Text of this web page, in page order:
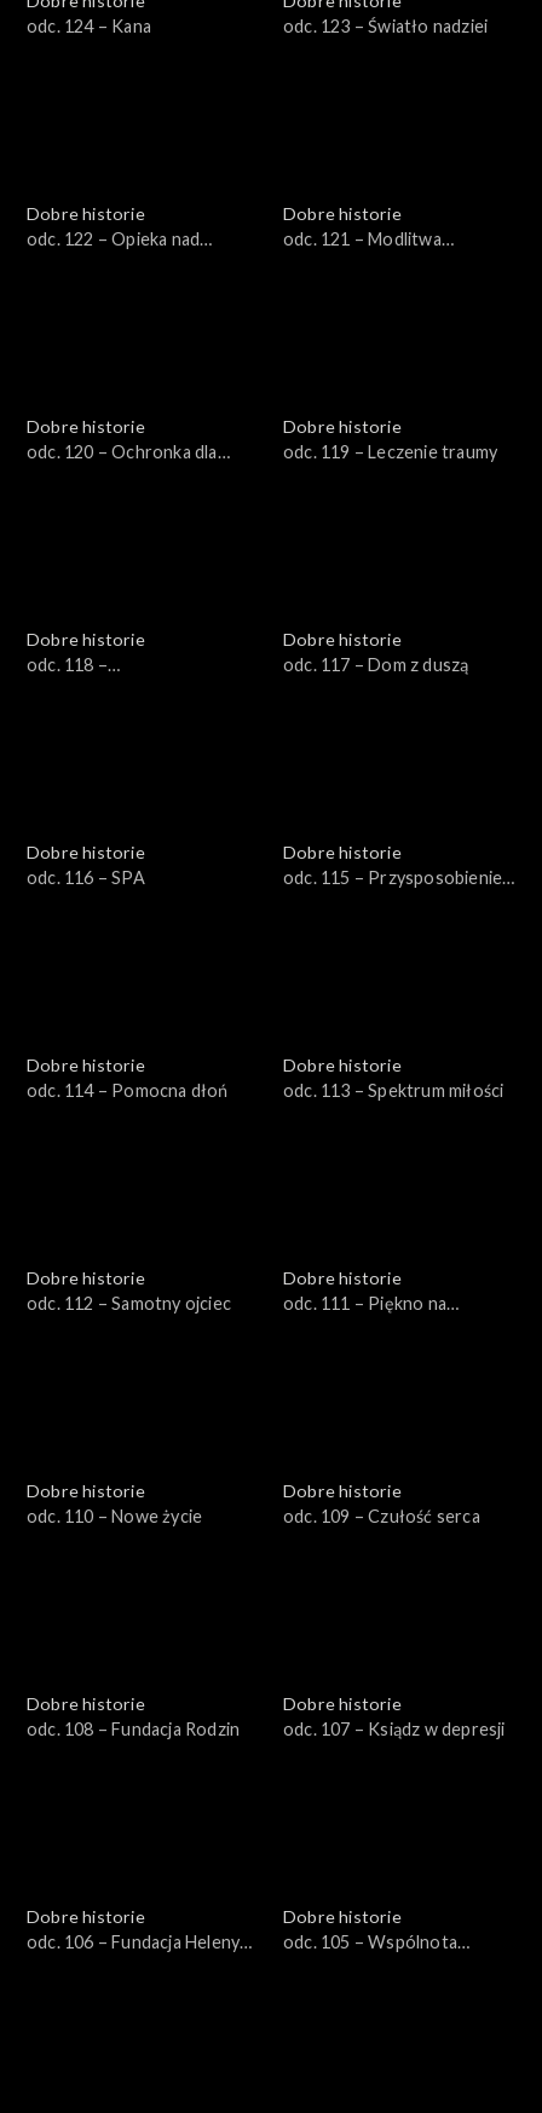
odc. 124 – Kana
odc. 123 – Światło nadziei
Dobre historie
odc. 122 – Opieka nad
Dobre historie
odc. 121 – Modlitwa
Dobre historie
odc. 120 – Ochronka dla
Dobre historie
odc. 119 – Leczenie traumy
Dobre historie
odc. 118 –
Dobre historie
odc. 117 – Dom z duszą
Dobre historie
odc. 116 – SPA
Dobre historie
odc. 115 – Przysposobienie
Dobre historie
odc. 114 – Pomocna dłoń
Dobre historie
odc. 113 – Spektrum miłości
Dobre historie
odc. 112 – Samotny ojciec
Dobre historie
odc. 111 – Piękno na
Dobre historie
odc. 110 – Nowe życie
Dobre historie
odc. 109 – Czułość serca
Dobre historie
odc. 108 – Fundacja Rodzin
Dobre historie
odc. 107 – Ksiądz w depresji
Dobre historie
odc. 106 – Fundacja Heleny
Dobre historie
odc. 105 – Wspólnota